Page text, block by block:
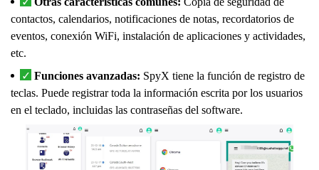
contactos, calendarios, notificaciones de notas, recordatorios de
eventos, conexión WiFi, instalación de aplicaciones y actividades,
etc.
Funciones avanzadas: SpyX tiene la función de registro de
teclas. Puede registrar toda la información escrita por los usuarios
en el teclado, incluidas las contraseñas del software.